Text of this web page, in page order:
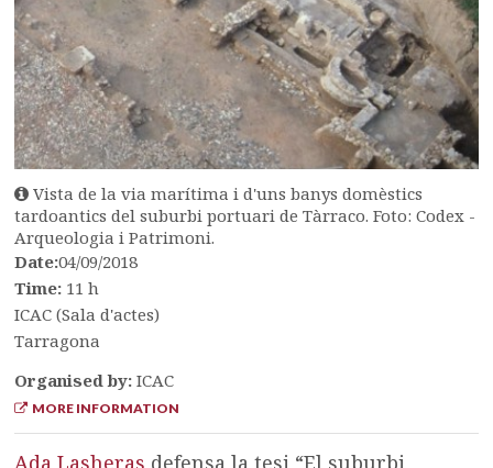
Vista de la via marítima i d'uns banys domèstics
tardoantics del suburbi portuari de Tàrraco. Foto: Codex -
Arqueologia i Patrimoni.
Date:04/09/2018
Time: 11 h
ICAC (Sala d'actes)
Tarragona
Organised by:ICAC
MORE INFORMATION
Ada Lasheras defensa la tesi “El suburbi